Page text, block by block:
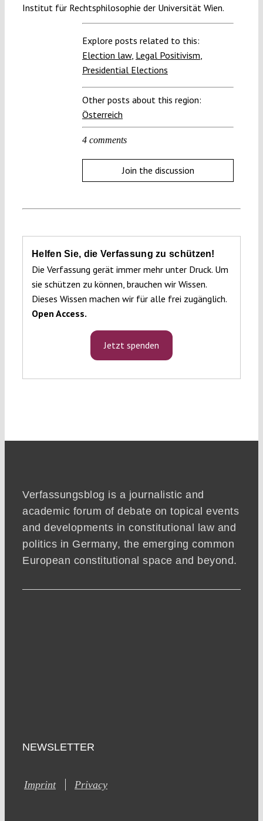
Institut für Rechtsphilosophie der Universität Wien.
Explore posts related to this:
Election law, Legal Positivism,
Presidential Elections
Other posts about this region:
Österreich
4 comments
Join the discussion
Helfen Sie, die Verfassung zu schützen!
Die Verfassung gerät immer mehr unter Druck. Um
sie schützen zu können, brauchen wir Wissen.
Dieses Wissen machen wir für alle frei zugänglich.
Open Access.
Jetzt spenden
Verfassungsblog is a journalistic and
academic forum of debate on topical events
and developments in constitutional law and
politics in Germany, the emerging common
European constitutional space and beyond.
NEWSLETTER
Imprint Privacy